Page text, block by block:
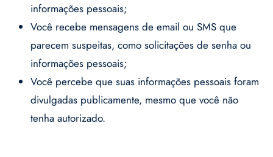
informações pessoais;
Você recebe mensagens de email ou SMS que
parecem suspeitas, como solicitações de senha ou
informações pessoais;
Você percebe que suas informações pessoais foram
divulgadas publicamente, mesmo que você não
tenha autorizado.